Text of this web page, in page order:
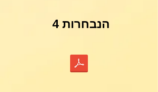
4 הנבחרות